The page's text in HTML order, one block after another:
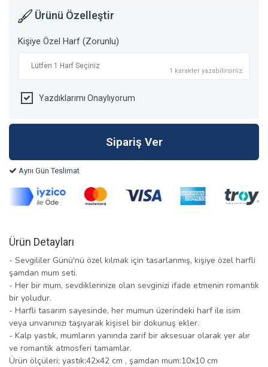
Ürünü Özelleştir
Kişiye Özel Harf (Zorunlu)
1 karakter yazabilirsiniz.
Yazdıklarımı Onaylıyorum
Aynı Gün Teslimat
Ürün Detayları
- Sevgililer Günü'nü özel kılmak için tasarlanmış, kişiye özel harfli
şamdan mum seti.
- Her bir mum, sevdiklerinize olan sevginizi ifade etmenin romantik
bir yoludur.
- Harfli tasarım sayesinde, her mumun üzerindeki harf ile isim
veya unvanınızı taşıyarak kişisel bir dokunuş ekler.
- Kalp yastık, mumların yanında zarif bir aksesuar olarak yer alır
ve romantik atmosferi tamamlar.
Ürün ölçüleri; yastık:42x42 cm , şamdan mum:10x10 cm